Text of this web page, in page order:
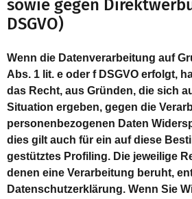
sowie gegen
DSGVO)
Wenn die Datenverarbeitung auf
Abs. 1 lit. e oder f DSGVO erfolgt,
das Recht, aus Gründen, die sich
Situation ergeben, gegen die
personenbezogenen Daten
dies gilt auch für ein auf diese
gestütztes Profiling. Die jeweilige
denen eine Verarbeitung beruht,
Datenschutzerklärung. Wenn Sie